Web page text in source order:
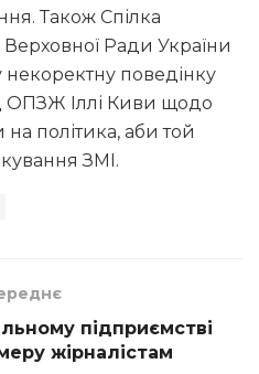
Також Спілка
Ради України
поведінку
ОПЗЖ Іллі Киви щодо
на політика, аби той
ЗМІ.
підприємстві
жірналістам